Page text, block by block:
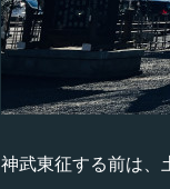
神武東征する前は、